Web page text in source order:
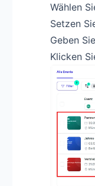
Wählen
Setzen
Geben
Klicken